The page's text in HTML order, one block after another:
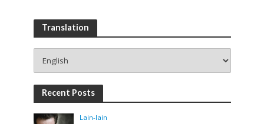
Translation
Recent Posts
Lain-lain